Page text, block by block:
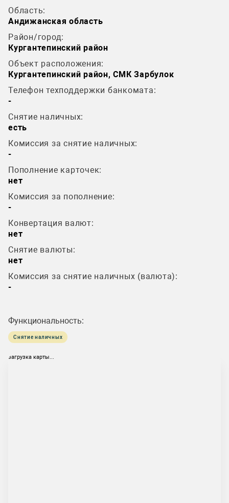
Область:
Андижанская область
Район/город:
Кургантепинский район
Объект расположения:
Кургантепинский район, СМК Зарбулок
Телефон техподдержки банкомата:
-
Снятие наличных:
есть
Комиссия за снятие наличных:
-
Пополнение карточек:
нет
Комиссия за пополнение:
-
Конвертация валют:
нет
Снятие валюты:
нет
Комиссия за снятие наличных (валюта):
-
Функциональность:
Снятие наличных
загрузка карты...